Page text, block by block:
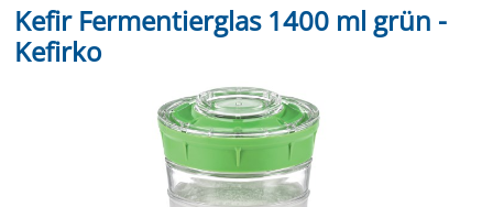
Kefir Fermentierglas 1400 ml grün -
Kefirko